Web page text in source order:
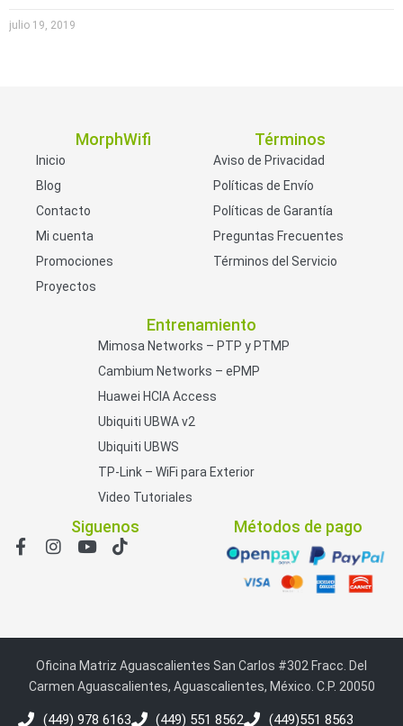
julio 19, 2019
MorphWifi
Inicio
Blog
Contacto
Mi cuenta
Promociones
Proyectos
Términos
Aviso de Privacidad
Políticas de Envío
Políticas de Garantía
Preguntas Frecuentes
Términos del Servicio
Entrenamiento
Mimosa Networks – PTP y PTMP
Cambium Networks – ePMP
Huawei HCIA Access
Ubiquiti UBWA v2
Ubiquiti UBWS
TP-Link – WiFi para Exterior
Video Tutoriales
Siguenos Métodos de pago
Oficina Matriz Aguascalientes San Carlos #302 Fracc. Del
Carmen Aguascalientes, Aguascalientes, México. C.P. 20050
(449) 978 6163 (449) 551 8562 (449)551 8563